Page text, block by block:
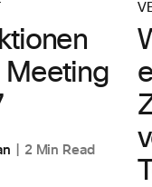
Meeting
2 Min Read